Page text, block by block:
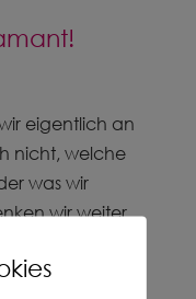
eigentlich an
nicht, welche
was wir
wir weiter,
auf